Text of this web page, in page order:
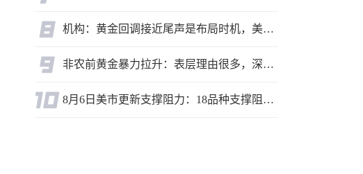
机构：黄金回调接近尾声是布局时机，美元后市或走弱转为利多因素
非农前黄金暴力拉升：表层理由很多，深层逻辑却让人困惑
8月6日美市更新支撑阻力：18品种支撑阻力(金银铂钯原油天然气铜及十大货币对)